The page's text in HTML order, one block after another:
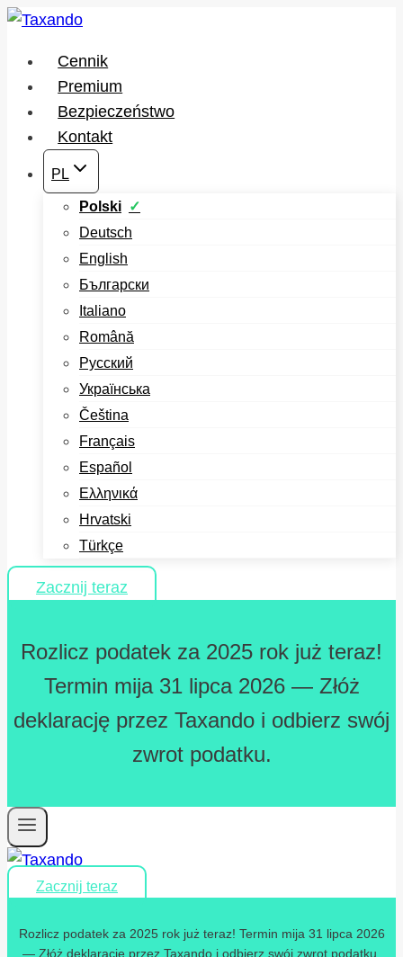
Przejdź
treści
Cennik
Premium
Bezpieczeństwo
Kontakt
PL
Polski
Deutsch
English
Български
Italiano
Română
Русский
Українська
Čeština
Français
Español
Ελληνικά
Hrvatski
Türkçe
Zacznij teraz
Rozlicz podatek za 2025 rok już teraz!
Termin mija 31 lipca 2026 — Złóż
deklarację przez Taxando i odbierz swój
zwrot podatku.
Zacznij teraz
Rozlicz podatek za 2025 rok już teraz! Termin mija 31 lipca 2026
— Złóż deklarację przez Taxando i odbierz swój zwrot podatku.